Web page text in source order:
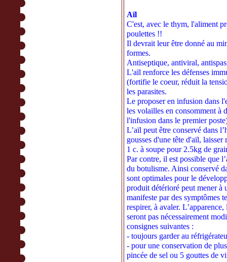
Aïl
C'est, avec le thym, l'aliment
poulettes !!
Il devrait leur être donné au
formes.
Antiseptique, antiviral,
L'aïl renforce les défenses
(fortifie le coeur, réduit la
les parasites.
Le proposer en infusion dans
les volailles en consomment à
l'infusion dans le premier
L’aïl peut être conservé dans
gousses d'une tête d'aïl,
1 c. à soupe pour 2.5kg de
Par contre, il est possible que
du botulisme. Ainsi conservé
sont optimales pour le
produit détérioré peut mener à
manifeste par des symptômes
respirer, à avaler.
seront pas nécessairement
consignes suivantes :
- toujours garder au
- pour une conservation de
pincée de sel ou 5 gouttes de